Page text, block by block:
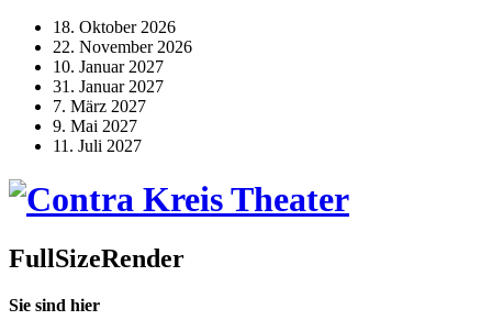
18. Oktober 2026
22. November 2026
10. Januar 2027
31. Januar 2027
7. März 2027
9. Mai 2027
11. Juli 2027
FullSizeRender
Sie sind hier